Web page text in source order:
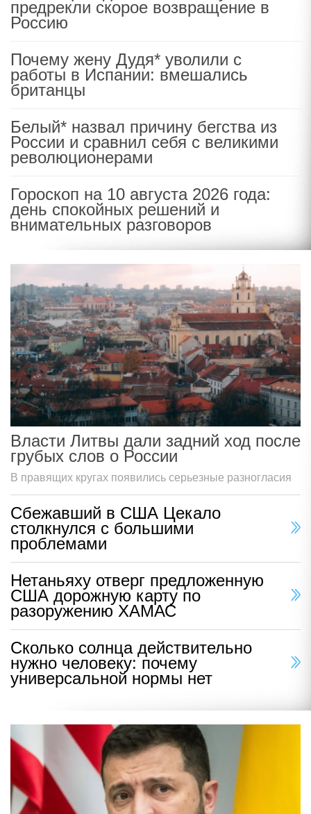
предрекли скорое возвращение в
Россию
Почему жену Дудя* уволили с
работы в Испании: вмешались
британцы
Белый* назвал причину бегства из
России и сравнил себя с великими
революционерами
Гороскоп на 10 августа 2026 года:
день спокойных решений и
внимательных разговоров
Власти Литвы дали задний ход после
грубых слов о России
В правящих кругах появились серьезные разногласия
Сбежавший в США Цекало
столкнулся с большими
проблемами
Нетаньяху отверг предложенную
США дорожную карту по
разоружению ХАМАС
Сколько солнца действительно
нужно человеку: почему
универсальной нормы нет